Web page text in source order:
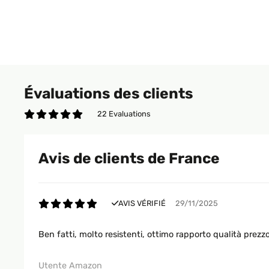
Évaluations des clients
22 Evaluations
Avis de clients de France
AVIS VÉRIFIÉ 29/11/2025
Ben fatti, molto resistenti, ottimo rapporto qualità
Utente Amazon